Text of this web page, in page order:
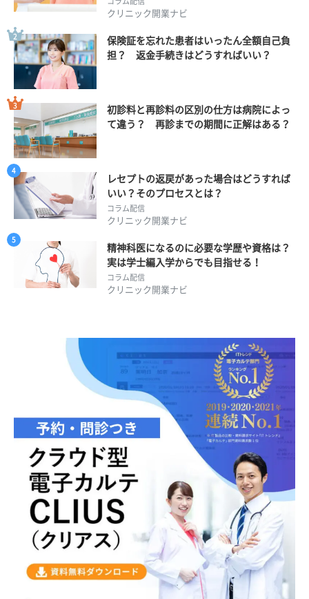
クリニック開業ナビ
保険証を忘れた患者はいったん全額自己負
担？ 返金手続きはどうすればいい？
初診料と再診料の区別の仕方は病院によっ
て違う？ 再診までの期間に正解はある？
レセプトの返戻があった場合はどうすれば
いい？そのプロセスとは？
コラム配信
クリニック開業ナビ
精神科医になるのに必要な学歴や資格は？
実は学士編入学からでも目指せる！
コラム配信
クリニック開業ナビ